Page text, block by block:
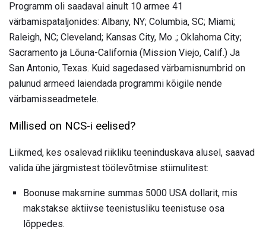
Programm oli saadaval ainult 10 armee 41
värbamispataljonides: Albany, NY; Columbia, SC; Miami;
Raleigh, NC; Cleveland; Kansas City, Mo .; Oklahoma City;
Sacramento ja Lõuna-California (Mission Viejo, Calif.) Ja
San Antonio, Texas. Kuid sagedased värbamisnumbrid on
palunud armeed laiendada programmi kõigile nende
värbamisseadmetele.
Millised on NCS-i eelised?
Liikmed, kes osalevad riikliku teeninduskava alusel, saavad
valida ühe järgmistest töölevõtmise stiimulitest:
Boonuse maksmine summas 5000 USA dollarit, mis
makstakse aktiivse teenistusliku teenistuse osa
lõppedes.